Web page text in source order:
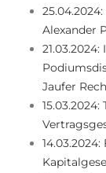
Alexander
Jaufer